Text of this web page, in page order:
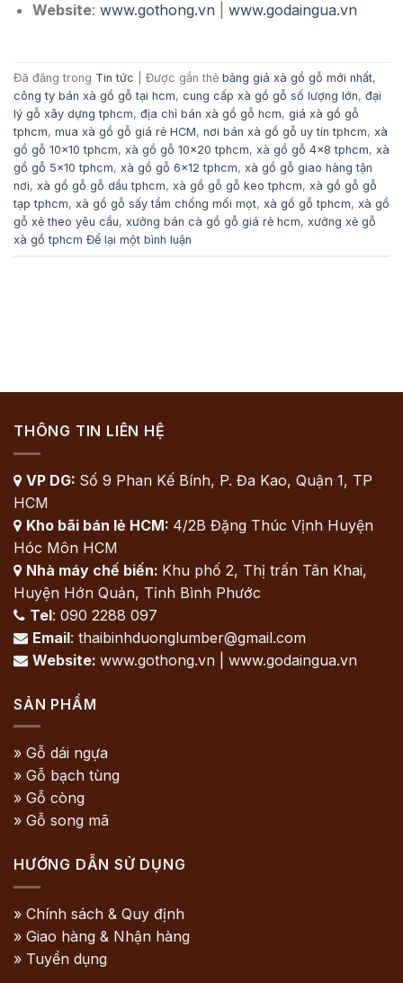
Website: www.gothong.vn www.godaingua.vn
Đã đăng trong Tin tức Được gắn thẻ bảng giá xà gồ gỗ mới nhất,
công ty bán xà gồ gỗ tại hcm, cung cấp xà gồ gỗ số lượng lớn, đại
lý gỗ xây dựng tphcm, địa chỉ bán xà gồ gỗ hcm, giá xà gồ gỗ
tphcm, mua xà gồ gỗ giá rẻ HCM, nơi bán xà gồ gỗ uy tín tphcm, xà
gồ gỗ 10x10 tphcm, xà gồ gỗ 10x20 tphcm, xà gồ gỗ 4x8 tphcm, xà
gồ gỗ 5x10 tphcm, xà gồ gỗ 6x12 tphcm, xà gồ gỗ giao hàng tận
nơi, xà gồ gỗ gỗ dầu tphcm, xà gồ gỗ gỗ keo tphcm, xà gồ gỗ gỗ
tạp tphcm, xà gồ gỗ sấy tẩm chống mối mọt, xà gồ gỗ tphcm, xà gồ
gỗ xẻ theo yêu cầu, xưởng bán cà gồ gỗ giá rẻ hcm, xưởng xẻ gỗ
xà gồ tphcm Để lại một bình luận
THÔNG TIN LIÊN HỆ
 VP DG: Số 9 Phan Kế Bính, P. Đa Kao, Quận 1, TP
HCM
 Kho bãi bán lẻ HCM: 4/2B Đặng Thúc Vịnh Huyện
Hóc Môn HCM
 Nhà máy chế biến: Khu phố 2, Thị trấn Tân Khai,
Huyện Hớn Quản, Tỉnh Bình Phước
 Tel: 090 2288 097
 Email: thaibinhduonglumber@gmail.com
 Website: www.gothong.vn | www.godaingua.vn
SẢN PHẨM
» Gỗ dái ngựa
» Gỗ bạch tùng
» Gỗ còng
» Gỗ song mã
HƯỚNG DẪN SỬ DỤNG
» Chính sách & Quy định
» Giao hàng & Nhận hàng
» Tuyển dụng